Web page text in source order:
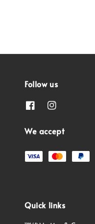
Follow us
We accept
Quick links